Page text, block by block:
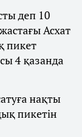
деп 10
Асхат
пикет
4 қазанда
нақты
пикетін